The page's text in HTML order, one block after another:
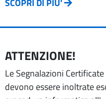
SCOPRI DI PIU'
ATTENZIONE!
Le Segnalazioni
devono essere inoltrate